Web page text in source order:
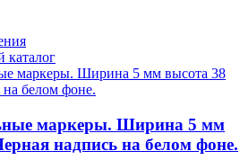
каталог
маркеры. Ширина 5 мм
надпись на белом фоне.